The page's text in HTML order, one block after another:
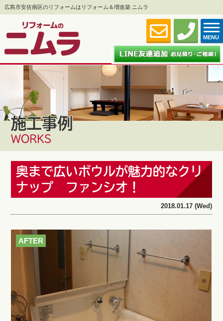
広島市安佐南区のリフォームはリフォーム＆増改築 ニムラ
MENU
施工事例
WORKS
奥まで広いボウルが魅力的なクリ
ナップ ファンシオ！
2018.01.17 (Wed)
AFTER